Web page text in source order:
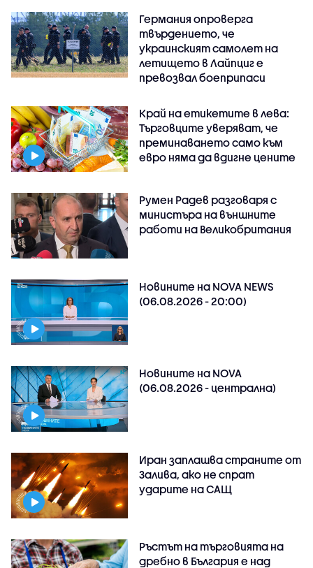
Германия опроверга
твърдението, че
украинският самолет на
летището в Лайпциг е
превозвал боеприпаси
Край на етикетите в лева:
Търговците уверяват, че
преминаването само към
евро няма да вдигне цените
Румен Радев разговаря с
министъра на външните
работи на Великобритания
Новините на NOVA NEWS
(06.08.2026 - 20:00)
Новините на NOVA
(06.08.2026 - централна)
Иран заплашва страните от
Залива, ако не спрат
ударите на САЩ
Ръстът на търговията на
дребно в България е над